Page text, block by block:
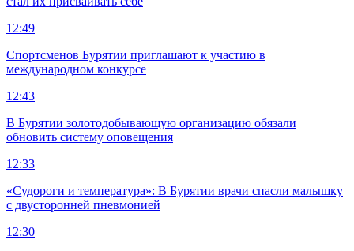
12:49
Спортсменов Бурятии приглашают к участию в
международном конкурсе
12:43
В Бурятии золотодобывающую организацию обязали
обновить систему оповещения
12:33
«Судороги и температура»: В Бурятии врачи спасли малышку
с двусторонней пневмонией
12:30